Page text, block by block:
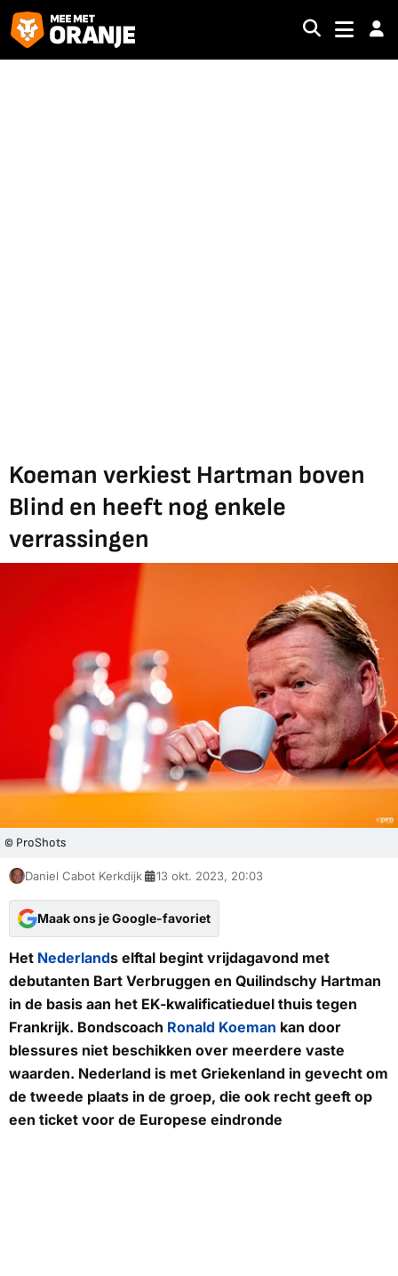
Koeman verkiest Hartman boven
Blind en heeft nog enkele
verrassingen
© ProShots
Daniel Cabot Kerkdijk 13 okt. 2023, 20:03
Maak ons je Google-favoriet
Het Nederlands elftal begint vrijdagavond met
debutanten Bart Verbruggen en Quilindschy Hartman
in de basis aan het EK-kwalificatieduel thuis tegen
Frankrijk. Bondscoach Ronald Koeman kan door
blessures niet beschikken over meerdere vaste
waarden. Nederland is met Griekenland in gevecht om
de tweede plaats in de groep, die ook recht geeft op
een ticket voor de Europese eindronde